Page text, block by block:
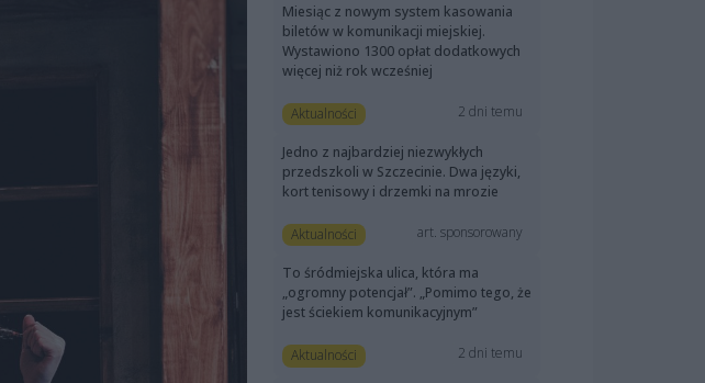
Miesiąc z nowym system kasowania
biletów w komunikacji miejskiej.
Wystawiono 1300 opłat dodatkowych
więcej niż rok wcześniej
Aktualności 2 dni temu
Jedno z najbardziej niezwykłych
przedszkoli w Szczecinie. Dwa języki,
kort tenisowy i drzemki na mrozie
Aktualności art. sponsorowany
To śródmiejska ulica, która ma
„ogromny potencjał”. „Pomimo tego, że
jest ściekiem komunikacyjnym”
Aktualności 2 dni temu